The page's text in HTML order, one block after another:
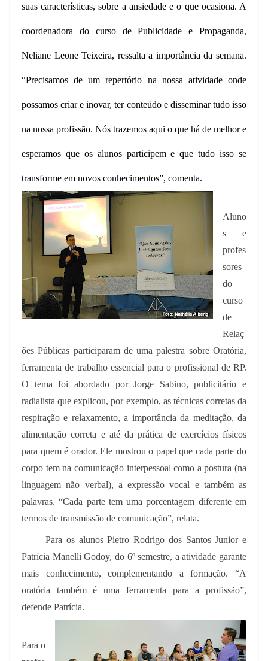
suas características, sobre a ansiedade e o que ocasiona. A
coordenadora do curso de Publicidade e Propaganda,
Neliane Leone Teixeira, ressalta a importância da semana.
“Precisamos de um repertório na nossa atividade onde
possamos criar e inovar, ter conteúdo e disseminar tudo isso
na nossa profissão. Nós trazemos aqui o que há de melhor e
esperamos que os alunos participem e que tudo isso se
transforme em novos conhecimentos”, comenta.
Aluno
s e
profes
sores
do
curso
de
Relaç
ões Públicas participaram de uma palestra sobre Oratória,
ferramenta de trabalho essencial para o profissional de RP.
O tema foi abordado por Jorge Sabino, publicitário e
radialista que explicou, por exemplo, as técnicas corretas da
respiração e relaxamento, a importância da meditação, da
alimentação correta e até da prática de exercícios físicos
para quem é orador. Ele mostrou o papel que cada parte do
corpo tem na comunicação interpessoal como a postura (na
linguagem não verbal), a expressão vocal e também as
palavras. “Cada parte tem uma porcentagem diferente em
termos de transmissão de comunicação”, relata.
Para os alunos Pietro Rodrigo dos Santos Junior e
Patrícia Manelli Godoy, do 6º semestre, a atividade garante
mais conhecimento, complementando a formação. “A
oratória também é uma ferramenta para a profissão”,
defende Patrícia.
Para o